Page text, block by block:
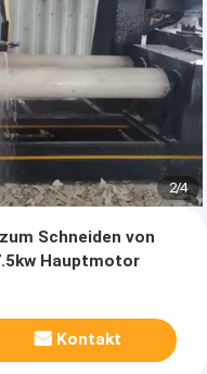
2/4
Schneiden von
Hauptmotor
Kontakt